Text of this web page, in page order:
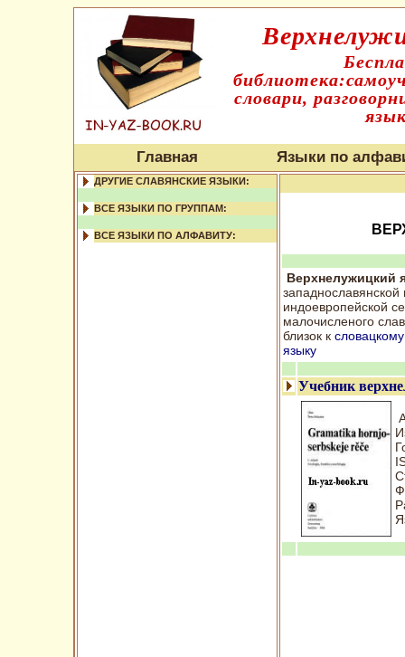
словари,
Главная Языки по
ДРУГИЕ СЛАВЯНСКИЕ ЯЗЫКИ:
ВСЕ ЯЗЫКИ ПО ГРУППАМ:
ВСЕ ЯЗЫКИ ПО АЛФАВИТУ:
Верхнелужицкий
индоевропейской
малочисленого
близок к
языку
Учебник